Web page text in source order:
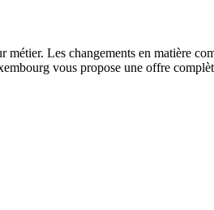
métier. Les changements en matière
vous propose une offre